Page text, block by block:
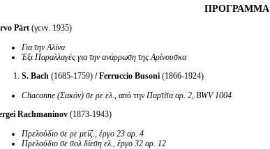
ΠΡΟΓΡΑΜΜΑ
Pärt (γενν. 1935)
Για την Αλίνα
Έξι Παραλλαγές για την ανάρρωση της Αρίνουσκα
S. Bach (1685-1759) / Ferruccio Busoni (1866-1924)
Chaconne (Σακόν) σε ρε ελ ., από την Παρτίτα αρ. 2, BWV 1004
Rachmaninov (1873-1943)
Πρελούδιο σε ρε μείζ., έργο 23 αρ. 4
Πρελούδιο σε σολ δίεση ελ έργο 32 αρ . 12